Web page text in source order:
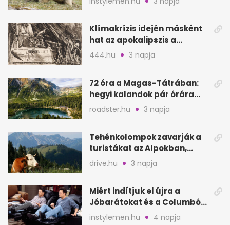
Klímakrízis idején másként
hat az apokalipszis a
Szépművészetiben
444.hu 3 napja
72 óra a Magas-Tátrában:
hegyi kalandok pár órára
Magyarországtól
roadster.hu 3 napja
Tehénkolompok zavarják a
turistákat az Alpokban,
Serinában is panasz van
drive.hu 3 napja
Miért indítjuk el újra a
Jóbarátokat és a Columbót
is tizedszer?
instylemen.hu 4 napja